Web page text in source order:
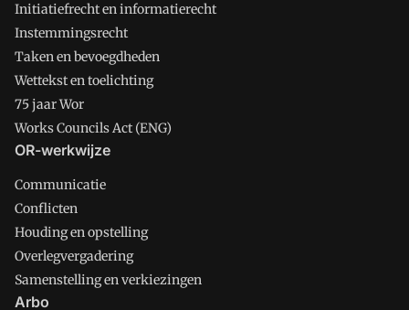
Initiatiefrecht en informatierecht
Instemmingsrecht
Taken en bevoegdheden
Wettekst en toelichting
75 jaar Wor
Works Councils Act (ENG)
OR-werkwijze
Communicatie
Conflicten
Houding en opstelling
Overlegvergadering
Samenstelling en verkiezingen
Arbo